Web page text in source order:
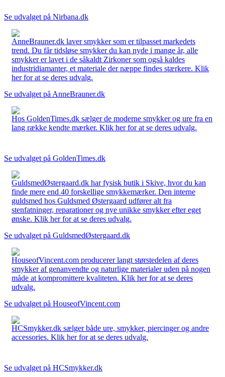
Se udvalget på Nirbana.dk
AnneBrauner.dk laver smykker som er tilpasset markedets
trend. Du får tidsløse smykker du kan nyde i mange år, alle
smykker er lavet i de såkaldt Zirkoner som også kaldes
industridiamanter, et materiale der næppe findes stærkere. Klik
her for at se deres udvalg.
Se udvalget på AnneBrauner.dk
Hos GoldenTimes.dk sælger de moderne smykker og ure fra en
lang række kendte mærker. Klik her for at se deres udvalg.
Se udvalget på GoldenTimes.dk
GuldsmedØstergaard.dk har fysisk butik i Skive, hvor du kan
finde mere end 40 forskellige smykkemærker. Den interne
guldsmed hos Guldsmed Østergaard udfører alt fra
stenfatninger, reparationer og nye unikke smykker efter eget
ønske. Klik her for at se deres udvalg.
Se udvalget på GuldsmedØstergaard.dk
HouseofVincent.com producerer langt størstedelen af deres
smykker af genanvendte og naturlige materialer uden på nogen
måde at kompromittere kvaliteten. Klik her for at se deres
udvalg.
Se udvalget på HouseofVincent.com
HCSmykker.dk sælger både ure, smykker, piercinger og andre
accessories. Klik her for at se deres udvalg.
Se udvalget på HCSmykker.dk